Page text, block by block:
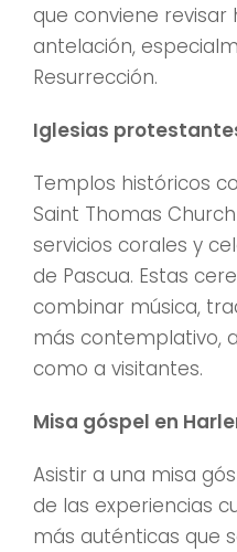
que conviene
antelación,
Resurrección.
Iglesias
Templos históricos
Saint Thomas
servicios corales y
de Pascua. Estas
combinar música,
más contemplativo,
como a visitantes.
Misa góspel en
Asistir a una misa
de las experiencias
más auténticas que